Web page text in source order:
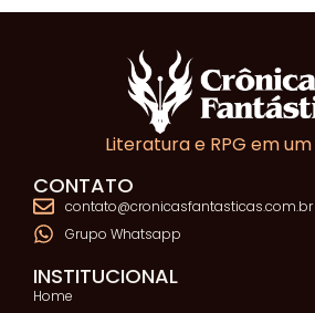
Literatura e RPG em
CONTATO
contato@cronicasfantasticas.com.br
Grupo Whatsapp
INSTITUCIONAL
Home